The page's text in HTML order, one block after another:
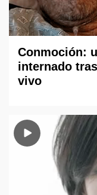
Conmoción:
internado
vivo